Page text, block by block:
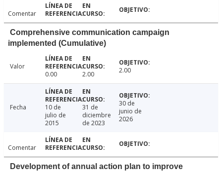
Comentar
Comprehensive communication campaign
implemented (Cumulative)
Valor
0.00
2.00 2.00
Fecha
10 de
julio de
2015
31 de
diciembre
de 2023
30 de
junio de
2026
Comentar
Development of annual action plan to improve